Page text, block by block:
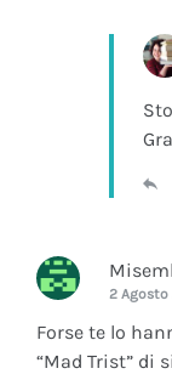
2 Agosto
Forse te lo
“Mad Trist” di